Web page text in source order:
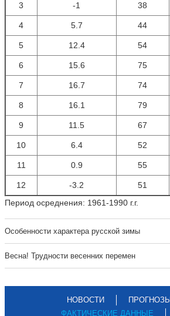
3 -1 38
4 5.7 44
5 12.4 54
6 15.6 75
7 16.7 74
8 16.1 79
9 11.5 67
10 6.4 52
11 0.9 55
12 -3.2 51
Период осреднения: 1961-1990 г.г.
Особенности характера русской зимы
Весна! Трудности весенних перемен
НОВОСТИ
ПРОГНОЗЫ
ФАКТИЧЕСКИЕ ДАННЫЕ